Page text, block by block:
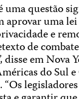
uma questão
aprovar uma
e
de
disse em Nova
do Sul